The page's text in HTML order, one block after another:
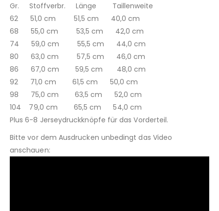
Gr. Stoffverbr. Länge Taillenweite
62 51,0 cm 51,5 cm 40,0 cm
68 55,0 cm 53,5 cm 42,0 cm
74 59,0 cm 55,5 cm 44,0 cm
80 63,0 cm 57,5 cm 46,0 cm
86 67,0 cm 59,5 cm 48,0 cm
92 71,0 cm 61,5 cm 50,0 cm
98 75,0 cm 63,5 cm 52,0 cm
104 79,0 cm 65,5 cm 54,0 cm
Plus 6-8 Jerseydruckknöpfe für das Vorderteil.
Bitte vor dem Ausdrucken unbedingt das Video
anschauen: